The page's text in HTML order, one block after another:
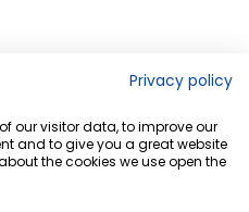
Privacy policy
our visitor data, to improve our
and to give you a great website
the cookies we use open the